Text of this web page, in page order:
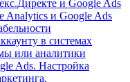
и Google Ads
Analytics и Google Ads
в системах
или аналитики
Ads. Настройка